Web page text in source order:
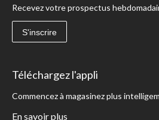
Recevez votre prospectus
S'inscrire
Téléchargez l'appli
Commencez à magasinez plus
En savoir plus